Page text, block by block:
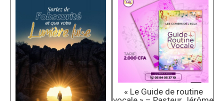
« Le Guide de routine